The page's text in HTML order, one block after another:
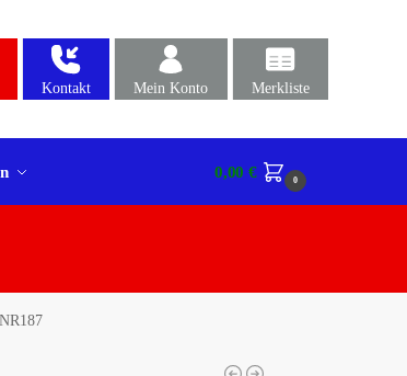
Kontakt Mein Konto Merkliste
0,00€ 0